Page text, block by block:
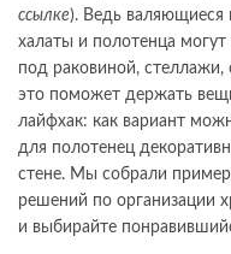
ссылке). Ведь валяющиеся
халаты и полотенца могут
под раковиной,
это поможет держать
лайфхак: как вариант
для полотенец
стене. Мы собрали
решений по организации
и выбирайте